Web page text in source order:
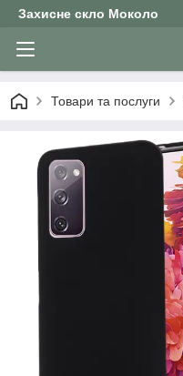
Захисне скло Moколо
Товари та послуги